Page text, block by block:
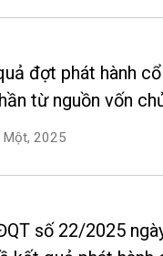
đợt phát hành
từ nguồn vốn
Một, 2025
số 22/2025